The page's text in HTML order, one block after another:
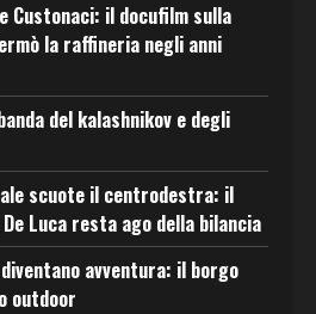
Custonaci: il docufilm sulla
la raffineria negli anni
del kalashnikov e degli
scuote il centrodestra: il
Luca resta ago della bilancia
avventura: il borgo
outdoor